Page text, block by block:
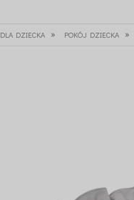
DLA DZIECKA » POKÓJ DZIECKA »